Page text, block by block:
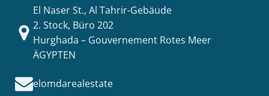
El Naser St., Al Tahrir-Gebäude
2. Stock, Büro 202
Hurghada – Gouvernement Rotes Meer
ÄGYPTEN
elomdarealestate